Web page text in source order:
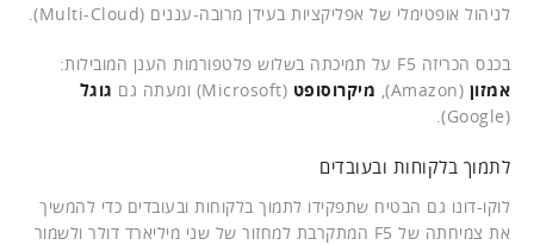
לניהול אופטימלי של אפליקציות בעידן מרובה-עננים (Multi-Cloud).
בכנס הכריזה F5 על תמיכתה בשלוש פלטפורמות הענן המובילות:
אמזון (Amazon), מיקרוסופט (Microsoft) ומעתה גם
גוגל
(Google).
לתמוך בלקוחות ובעובדים
לוקו-דונו גם הבטיח שתפקידו לתמוך בלקוחות ובעובדים כדי להמשיך
את צמיחתה של F5 המתקרבת למחזור של שני מיליארד דולר ולשמור